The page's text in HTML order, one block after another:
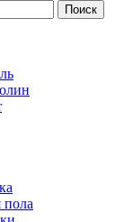
Поиск
пола